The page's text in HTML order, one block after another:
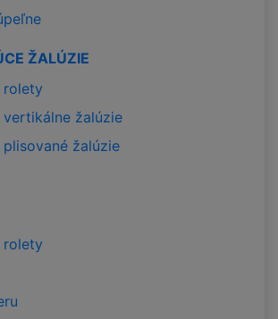
ŽALÚZIE
rolety
vertikálne žalúzie
žalúzie
rolety